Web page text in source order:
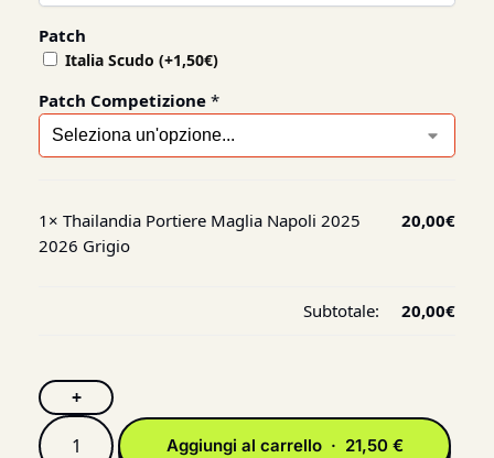
Patch
Italia Scudo (+1,50€)
Patch Competizione *
1× Thailandia Portiere Maglia Napoli 2025
2026 Grigio
20,00€
Subtotale: 20,00€
+
Aggiungi al carrello · 21,50 €